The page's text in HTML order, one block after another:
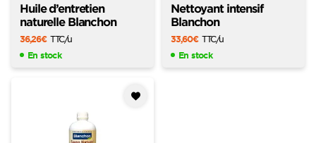
Huile d’entretien
naturelle Blanchon
36,26€ TTC/u
En stock
Nettoyant intensif
Blanchon
33,60€ TTC/u
En stock
à mes